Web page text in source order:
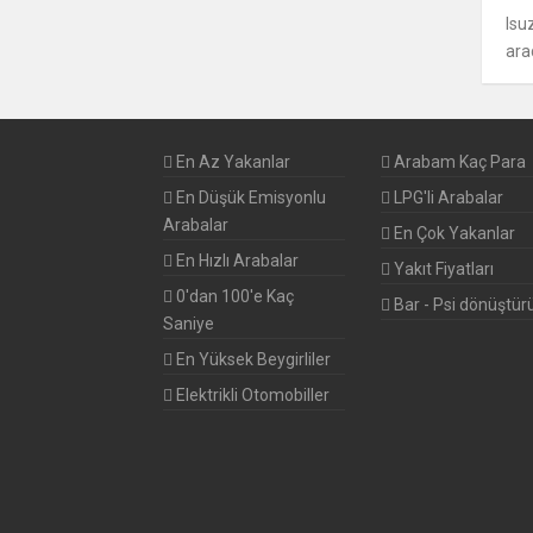
SMART
SUBARU
SUZUKI
En Az Yakanlar
En Düşük Emisyonlu
Arabalar
En Hızlı Arabalar
0'dan 100'e Kaç
Saniye
En Yüksek Beygirliler
Elektrikli Otomobiller
Arabam Kaç Para
LPG'li Arabalar
En Çok Yakanlar
Yakıt Fiyatları
Bar - Psi